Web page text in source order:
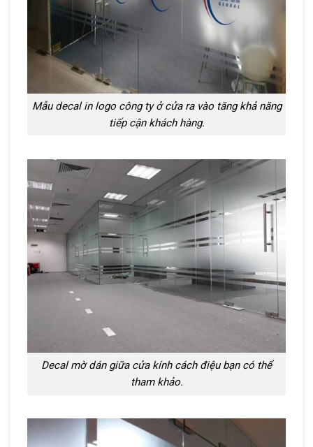
Mẫu decal in logo công ty ở cửa ra vào tăng khả năng
tiếp cận khách hàng.
Decal mờ dán giữa cửa kính cách điệu bạn có thể
tham khảo.